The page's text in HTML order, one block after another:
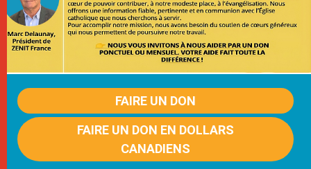
FAIRE UN DON
FAIRE UN DON EN DOLLARS
CANADIENS